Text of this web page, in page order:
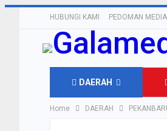
HUBUNGI KAMI PEDOMAN
DAERAH
OLAHRAGA
Home DAERAH